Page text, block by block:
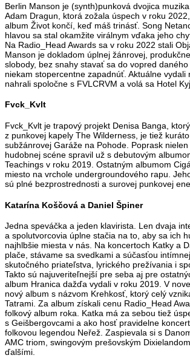
Berlin Manson je (synth)punková dvojica
Adam Dragun, ktorá zožala úspech v roku
album Život končí, keď máš trinásť. Song
hlavou sa stal okamžite virálnym vďaka jeho
Na Radio_Head Awards sa v roku 2022 stali
Manson je dokladom úplnej žánrovej,
slobody, bez snahy stavať sa do vopred
niekam stopercentne zapadnúť. Aktuálne vydali
nahrali spoločne s FVLCRVM a volá sa Hotel
Fvck_Kvlt
Fvck_Kvlt je trapový projekt Denisa Banga,
z punkovej kapely The Wilderness, je tiež
subžánrovej Garáže na Pohode. Poprask
hudobnej scéne spravil už s debutovým
Teachings v roku 2019. Ostatným albumom
miesto na vrchole undergroundového rapu.
sú plné bezprostrednosti a surovej punkovej
Katarína Koščová a Daniel Špiner
Jedna speváčka a jeden klavirista. Len dvaja
a spolutvorcovia úplne stačia na to, aby sa ich
najhlbšie miesta v nás. Na koncertoch Katky a
plače, stávame sa svedkami a súčasťou
skutočného priateľstva, lyrického prežívania i
Takto sú najuveriteľnejší pre seba aj pre
album Hranica dažďa vydali v roku 2019. V
nový album s názvom Krehkosť, ktorý celý
Tatrami. Za album získali cenu Radio_Head
folkový album roka. Katka má za sebou tiež
s Geišbergovcami a ako hosť pravidelne
folkovou legendou Neřež. Zaspievala si s
AMC triom, swingovým prešovským
ďalšími.